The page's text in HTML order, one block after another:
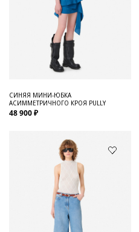
СИНЯЯ МИНИ-ЮБКА
АСИММЕТРИЧНОГО КРОЯ PULLY
48 900 ₽